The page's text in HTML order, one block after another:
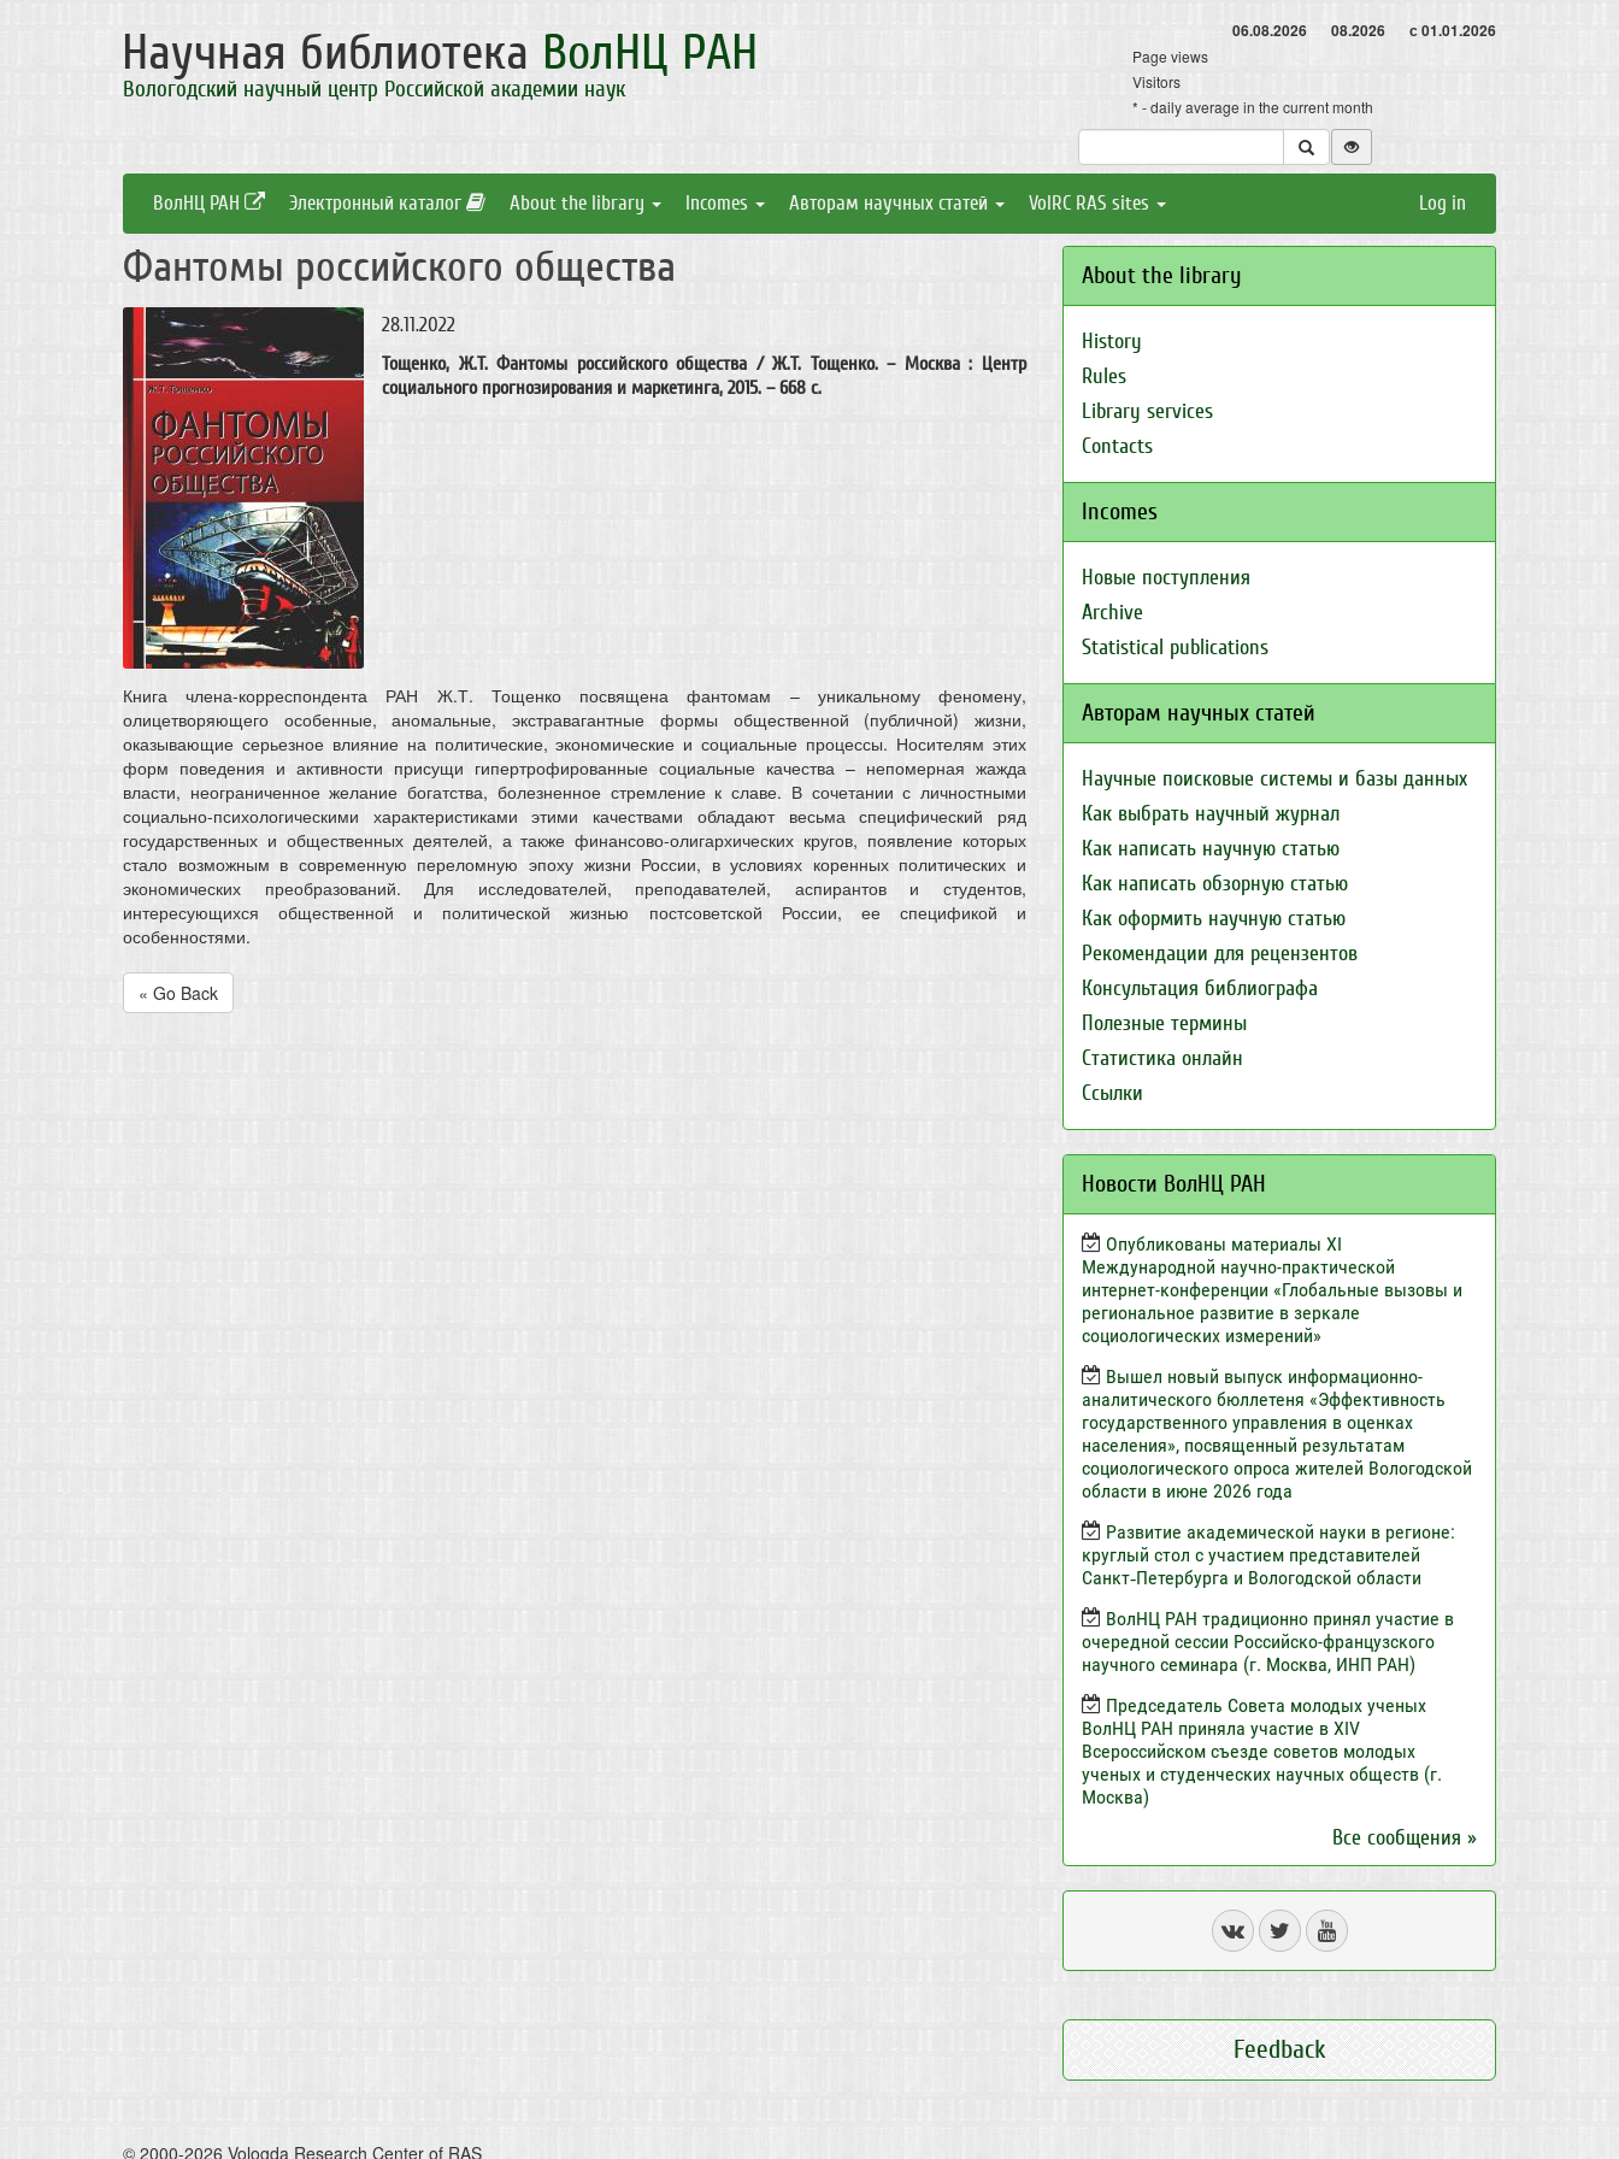
Научная библиотека ВолНЦ РАН
Вологодский научный центр Российской академии наук
06.08.2026 08.2026 с 01.01.2026
Page views
Visitors
* - daily average in the current month
ВолНЦ РАН Электронный каталог About the library Incomes Авторам научных статей VolRC RAS sites Log in
Фантомы российского общества
28.11.2022
Тощенко, Ж.Т. Фантомы российского общества / Ж.Т. Тощенко. – Москва : Центр
социального прогнозирования и маркетинга, 2015. – 668 c.
Книга члена-корреспондента РАН Ж.Т. Тощенко посвящена фантомам – уникальному феномену,
олицетворяющего особенные, аномальные, экстравагантные формы общественной (публичной) жизни,
оказывающие серьезное влияние на политические, экономические и социальные процессы. Носителям этих
форм поведения и активности присущи гипертрофированные социальные качества – непомерная жажда
власти, неограниченное желание богатства, болезненное стремление к славе. В сочетании с личностными
социально-психологическими характеристиками этими качествами обладают весьма специфический ряд
государственных и общественных деятелей, а также финансово-олигархических кругов, появление которых
стало возможным в современную переломную эпоху жизни России, в условиях коренных политических и
экономических преобразований. Для исследователей, преподавателей, аспирантов и студентов,
интересующихся общественной и политической жизнью постсоветской России, ее спецификой и
особенностями.
« Go Back
About the library
History
Rules
Library services
Contacts
Incomes
Новые поступления
Archive
Statistical publications
Авторам научных статей
Научные поисковые системы и базы данных
Как выбрать научный журнал
Как написать научную статью
Как написать обзорную статью
Как оформить научную статью
Рекомендации для рецензентов
Консультация библиографа
Полезные термины
Статистика онлайн
Ссылки
Новости ВолНЦ РАН
Опубликованы материалы XI
Международной научно-практической
интернет-конференции «Глобальные вызовы и
региональное развитие в зеркале
социологических измерений»
Вышел новый выпуск информационно-
аналитического бюллетеня «Эффективность
государственного управления в оценках
населения», посвященный результатам
социологического опроса жителей Вологодской
области в июне 2026 года
Развитие академической науки в регионе:
круглый стол с участием представителей
Санкт‑Петербурга и Вологодской области
ВолНЦ РАН традиционно принял участие в
очередной сессии Российско-французского
научного семинара (г. Москва, ИНП РАН)
Председатель Совета молодых ученых
ВолНЦ РАН приняла участие в XIV
Всероссийском съезде советов молодых
ученых и студенческих научных обществ (г.
Москва)
Все сообщения »
Feedback
© 2000-2026 Vologda Research Center of RAS